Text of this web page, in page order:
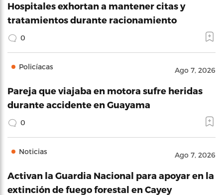
Hospitales exhortan a mantener citas y
tratamientos durante racionamiento
0
Policíacas Ago 7, 2026
Pareja que viajaba en motora sufre heridas
durante accidente en Guayama
0
Noticias Ago 7, 2026
Activan la Guardia Nacional para apoyar en la
extinción de fuego forestal en Cayey